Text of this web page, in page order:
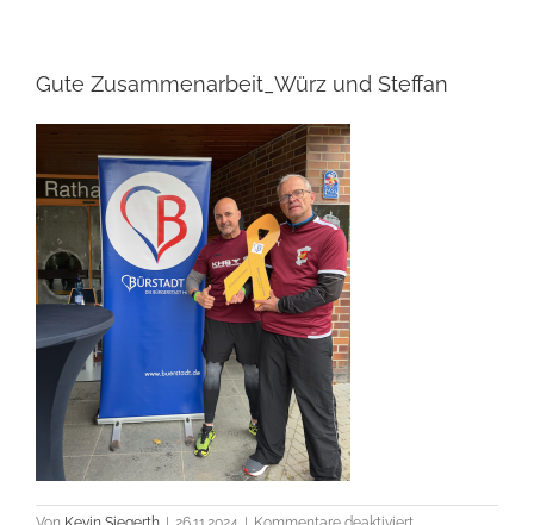
Gute Zusammenarbeit_Würz und Steffan
für